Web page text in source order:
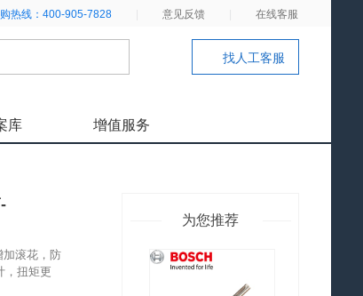
热线：400-905-7828 意见反馈 在线客服
找人工客服
库 增值服务
加滚花，防
，扭矩更
为您推荐